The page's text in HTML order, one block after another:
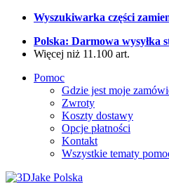
Wyszukiwarka części
Polska: Darmowa wysyłka
Więcej niż 11.100 art.
Pomoc
Gdzie jest moje
Zwroty
Koszty dostawy
Opcje płatności
Kontakt
Wszystkie tematy